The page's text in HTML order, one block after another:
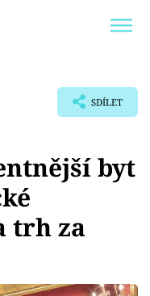
SDÍLET
byt
trh za